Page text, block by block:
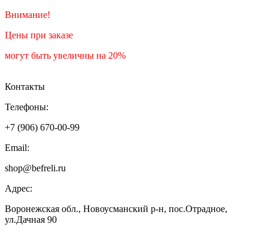
Внимание!
Цены при заказе
могут быть увеличны на 20%
Контакты
Телефоны:
+7 (906) 670-00-99
Email:
shop@befreli.ru
Адрес:
Воронежская обл., Новоусманский р-н, пос.Отрадное,
ул.Дачная 90